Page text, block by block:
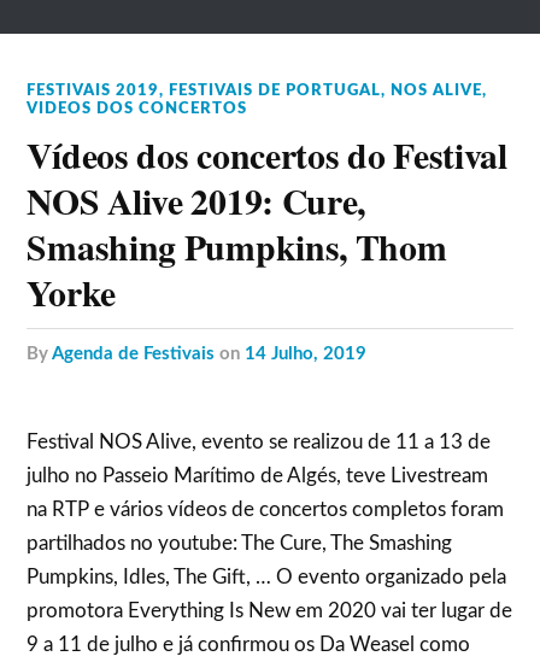
FESTIVAIS 2019, FESTIVAIS DE PORTUGAL, NOS ALIVE,
VIDEOS DOS CONCERTOS
Vídeos dos concertos do Festival
NOS Alive 2019: Cure,
Smashing Pumpkins, Thom
Yorke
byAgenda de Festivais on 14 Julho, 2019
Festival NOS Alive, evento se realizou de 11 a 13 de
julho no Passeio Marítimo de Algés, teve Livestream
na RTP e vários vídeos de concertos completos foram
partilhados no youtube: The Cure, The Smashing
Pumpkins, Idles, The Gift, … O evento organizado pela
promotora Everything Is New em 2020 vai ter lugar de
9 a 11 de julho e já confirmou os Da Weasel como